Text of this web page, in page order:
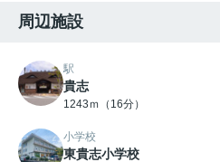
周辺施設
駅
貴志
1243ｍ（16分）
小学校
東貴志小学校